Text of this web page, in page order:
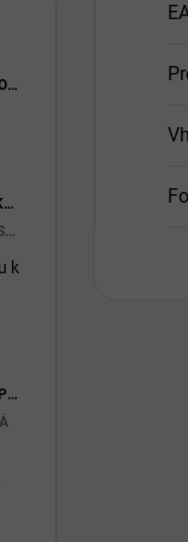
DROMY INSTANTNÍ RÝŽOVÁ KAŠE S KOZÍM MLÉKEM & PREBIOTIKY 1200G
3X GELOREN ACTIVE MANGO 410G - KLOUBNÍ VÝŽIVA PRO LIDI (3X 90KS)
ZDEŇKA MARCHESIOVÁ
k
KOŘIST KRŮTA A KACHNA LISOVANÉ PRO DOSPĚLÉ I ŠTĚŇATA 26/14